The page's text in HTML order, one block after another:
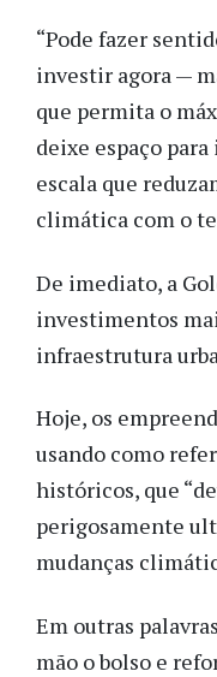
“Pode fazer
investir agora —
que permita o
deixe espaço
escala que
climática com o
De imediato, a
investimentos
infraestrutura
Hoje, os
usando como
históricos, que
perigosamente
mudanças
Em outras
mão o bolso e